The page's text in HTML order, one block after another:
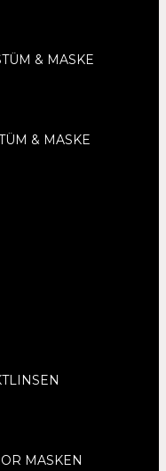
& MASKE
& MASKE
MASKEN